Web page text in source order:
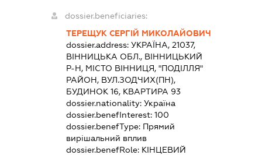
dossier.beneficiaries:
ТЕРЕЩУК СЕРГІЙ МИКОЛАЙОВИЧ
dossier.address:УКРАЇНА, 21037,
ВІННИЦЬКА ОБЛ., ВІННИЦЬКИЙ
Р-Н, МІСТО ВІННИЦЯ, "ПОДІЛЛЯ"
РАЙОН, ВУЛ.ЗОДЧИХ(ПН),
БУДИНОК 16, КВАРТИРА 93
dossier.nationality:Україна
dossier.benefInterest:100
dossier.benefType: Прямий
вирішальний вплив
dossier.benefRole: КІНЦЕВИЙ